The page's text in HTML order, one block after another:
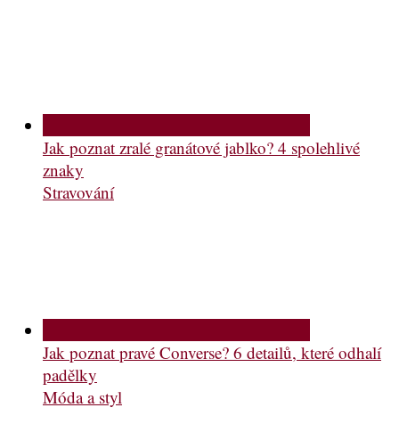
Jak poznat zralé granátové jablko? 4 spolehlivé
znaky
Stravování
Jak poznat pravé Converse? 6 detailů, které odhalí
padělky
Móda a styl